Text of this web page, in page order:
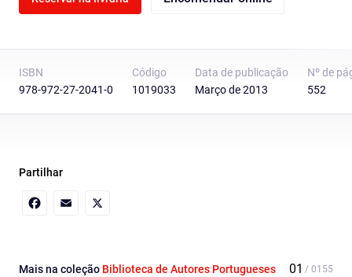
ISBN
978-972-27-2041-0
Código
1019033
Data de publicação
Março de 2013
Nº de
552
Partilhar
Mais na coleção Biblioteca de Autores Portugueses